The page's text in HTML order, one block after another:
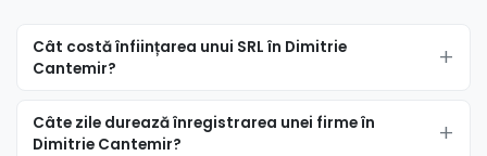
Cât costă înființarea unui SRL în Dimitrie
Cantemir?
Câte zile durează înregistrarea unei firme în
Dimitrie Cantemir?